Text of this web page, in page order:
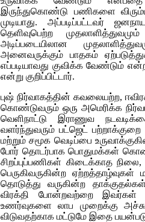
இருந்துகொண்டு பணிகளை
முடியாது. அப்படிப்பட்டவர்
தெளிவுபெற்ற
அடிப்படையிலான
அனைவருக்கும் பாதகம்
எப்படியாவது குவிக்க வேண்டும்
என்று குறிப்பிட்டார்.
புஷ் நிர்வாகத்தின் கவலையற்ற,
கொண்டுவரும் ஒரு அமெரிக்க
வெளிநாட்டு இராணுவ
வளர்ந்துவரும் பட்ஜெட்
மற்றும் சமூக வெடிப்பை
போர் தொடர்பாக பொதுமக்கள்
சிறப்புப்பணிகள் கிடைக்காத
பெருகிவருகின்ற
தொடுத்து வருகின்ற
விரக்தி போன்றவற்றை இவர்கள்
உணர்வுகளை லாப முறைக்கு
விடுவதற்காக மட்டுமே இதை